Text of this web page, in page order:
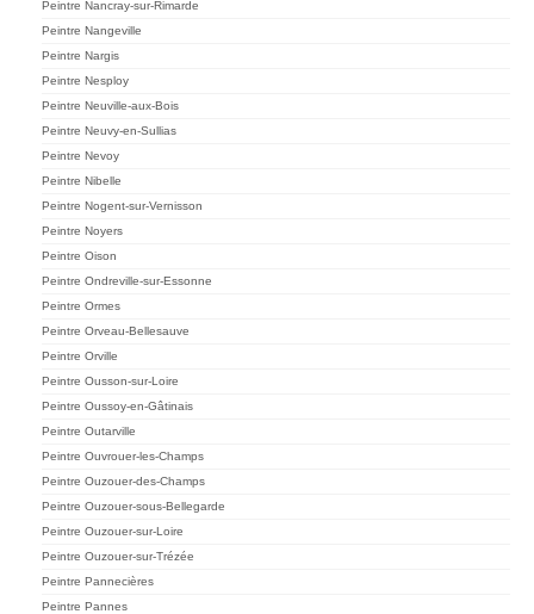
Peintre Nancray-sur-Rimarde
Peintre Nangeville
Peintre Nargis
Peintre Nesploy
Peintre Neuville-aux-Bois
Peintre Neuvy-en-Sullias
Peintre Nevoy
Peintre Nibelle
Peintre Nogent-sur-Vernisson
Peintre Noyers
Peintre Oison
Peintre Ondreville-sur-Essonne
Peintre Ormes
Peintre Orveau-Bellesauve
Peintre Orville
Peintre Ousson-sur-Loire
Peintre Oussoy-en-Gâtinais
Peintre Outarville
Peintre Ouvrouer-les-Champs
Peintre Ouzouer-des-Champs
Peintre Ouzouer-sous-Bellegarde
Peintre Ouzouer-sur-Loire
Peintre Ouzouer-sur-Trézée
Peintre Pannecières
Peintre Pannes